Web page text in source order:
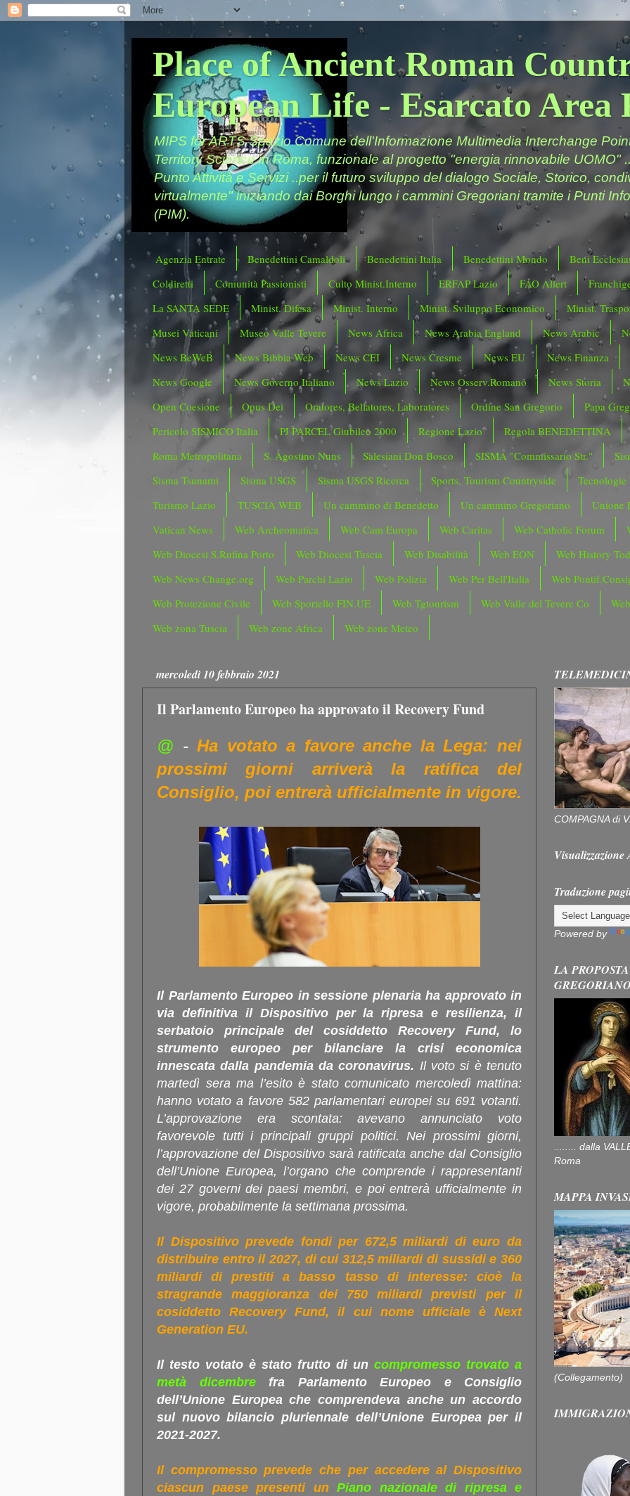
Place of Ancient Roman
European Life - Esarcato Area
MIPS for ARTS Spazio Comune dell'Informazione Multimedia Interchange
Territory Science in Roma, funzionale al progetto "energia rinnovabile UOMO"
Punto Attività e Servizi ..per il futuro sviluppo del dialogo Sociale, Storico,
virtualmente" iniziando dai Borghi lungo i cammini Gregoriani tramite i Punti
(PIM).
Agenzia Entrate Benedettini Camaldoli Benedettini Italia Benedettini Mondo
Beni
Coldiretti
Comunità Passionisti Culto Minist.Interno ERFAP Lazio FAO Allert
La SANTA SEDE
Minist. Difesa Minist. Interno Minist. Sviluppo Economico
Minist.
Musei Vaticani
Museo Valle Tevere News Africa News Arabia England News Arabic
News BeWeB
News Bibbia Web News CEI News Cresme News EU
News Finanza
News Google
News Governo Italiano News Lazio News Osserv.Romano News Storia
Open Coesione
Opus Dei Oratores, Bellatores, Laboratores Ordine San Gregorio
Papa
Pericolo SISMICO Italia
PJ PARCEL Giubileo 2000 Regione Lazio
Regola BENEDETTINA
Roma Metropolitana
S. Agostino Nuns Salesiani Don Bosco SISMA "Commissario Str."
Sisma Tsunami
Sisma USGS Sisma USGS Ricerca Sports, Tourism Countryside
Tecnologie
Turismo Lazio
TUSCIA WEB Un cammino di Benedetto Un cammino Gregoriano
Unione
Vatican News
Web Archeomatica Web Cam Europa Web Caritas Web Catholic Forum
Web Diocesi S.Rufina Porto
Web Diocesi Tuscia Web Disabilità Web EON
Web History
Web News Change.org
Web Parchi Lazio Web Polizia Web Per Bell'Italia
Web
Web Protezione Civile
Web Sportello FIN.UE Web Tgtourism Web Valle del Tevere Co
Web zona Tuscia
Web zone Africa Web zone Meteo
mercoledì 10 febbraio 2021
Il Parlamento Europeo ha approvato il Recovery Fund
@ -Ha votato a favore anche la Lega: nei
prossimi giorni arriverà la ratifica del
Consiglio, poi entrerà ufficialmente in vigore.
Il Parlamento Europeo in sessione plenaria ha approvato in
via definitiva il Dispositivo per la ripresa e resilienza, il
serbatoio principale del cosiddetto Recovery Fund, lo
strumento europeo per bilanciare la crisi economica
innescata dalla pandemia da coronavirus. Il voto si è tenuto
martedì sera ma l’esito è stato comunicato mercoledì mattina:
hanno votato a favore 582 parlamentari europei su 691 votanti.
L’approvazione era scontata: avevano annunciato voto
favorevole tutti i principali gruppi politici. Nei prossimi giorni,
l’approvazione del Dispositivo sarà ratificata anche dal Consiglio
dell’Unione Europea, l’organo che comprende i rappresentanti
dei 27 governi dei paesi membri, e poi entrerà ufficialmente in
vigore, probabilmente la settimana prossima.
Il Dispositivo prevede fondi per 672,5 miliardi di euro da
distribuire entro il 2027, di cui 312,5 miliardi di sussidi e 360
miliardi di prestiti a basso tasso di interesse: cioè la
stragrande maggioranza dei 750 miliardi previsti per il
cosiddetto Recovery Fund, il cui nome ufficiale è Next
Generation EU.
Il testo votato è stato frutto di un compromesso trovato a
metà dicembrefra Parlamento Europeo e Consiglio
dell’Unione Europea che comprendeva anche un accordo
sul nuovo bilancio pluriennale dell’Unione Europea per il
2021-2027.
Il compromesso prevede che per accedere al Dispositivo
ciascun paese presenti un Piano nazionale di ripresa e
COMPAGNA di
Traduzione
Powered by
LA
........ dalla
Roma
MAPPA
(Collegamento)